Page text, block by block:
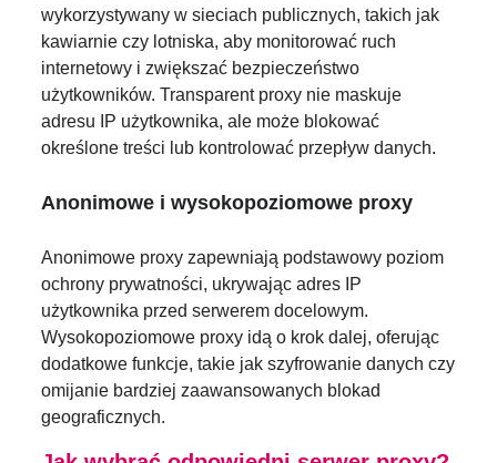
wykorzystywany w sieciach publicznych, takich jak
kawiarnie czy lotniska, aby monitorować ruch
internetowy i zwiększać bezpieczeństwo
użytkowników. Transparent proxy nie maskuje
adresu IP użytkownika, ale może blokować
określone treści lub kontrolować przepływ danych.
Anonimowe i wysokopoziomowe proxy
Anonimowe proxy zapewniają podstawowy poziom
ochrony prywatności, ukrywając adres IP
użytkownika przed serwerem docelowym.
Wysokopoziomowe proxy idą o krok dalej, oferując
dodatkowe funkcje, takie jak szyfrowanie danych czy
omijanie bardziej zaawansowanych blokad
geograficznych.